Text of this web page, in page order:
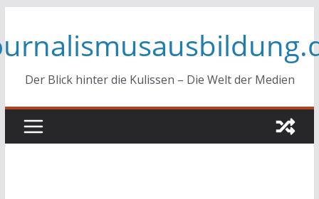
springen
Der Blick hinter die Kulissen – Die Welt der Medien